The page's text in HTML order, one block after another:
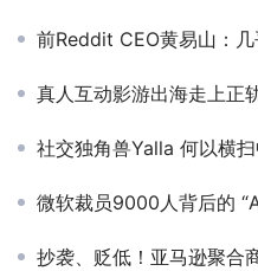
前Reddit CEO黄易山：几乎每一家 AI 应用层初
真人互动影游出海走上正轨
社交独角兽Yalla 何以横扫中
微软裁员9000人背后的
抄袭、贬低！亚马逊聚合